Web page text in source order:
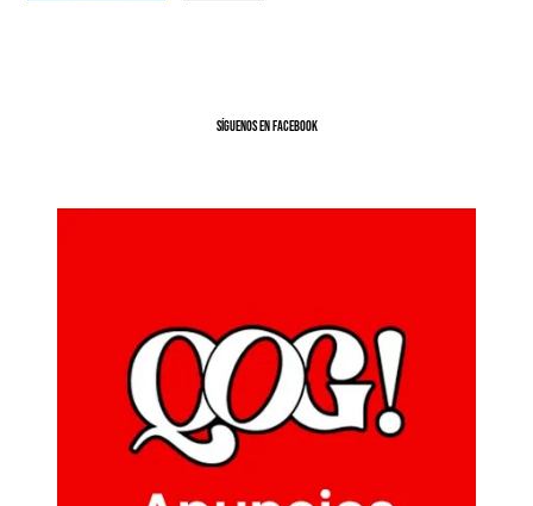
SíGUENOS EN FACEBOOK